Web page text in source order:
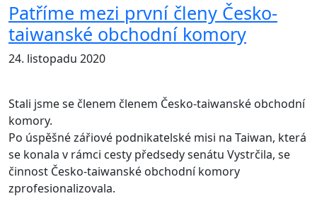
Patříme mezi první členy Česko-
taiwanské obchodní komory
24. listopadu 2020
Stali jsme se členem členem Česko-taiwanské obchodní
komory.
Po úspěšné zářiové podnikatelské misi na Taiwan, která
se konala v rámci cesty předsedy senátu Vystrčila, se
činnost Česko-taiwanské obchodní komory
zprofesionalizovala.